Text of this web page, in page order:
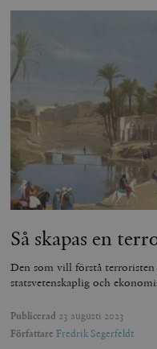
Så skapas en
Den som vill förstå
statsvetenskaplig och
Publicerad 23 augusti 2023
Författare Fredrik Segerfeldt